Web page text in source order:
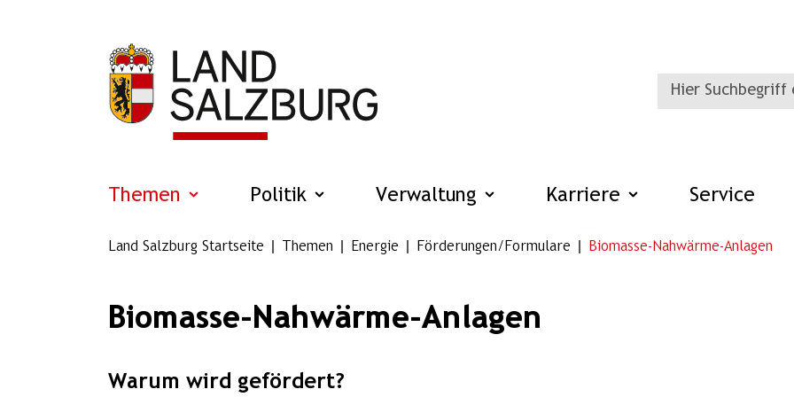
Themen Politik Verwaltung Karriere Service
Land Salzburg Startseite Themen Energie Förderungen/Formulare Biomasse-Nahwärme-Anlagen
Biomasse-Nahwärme-Anlagen
Warum wird gefördert?